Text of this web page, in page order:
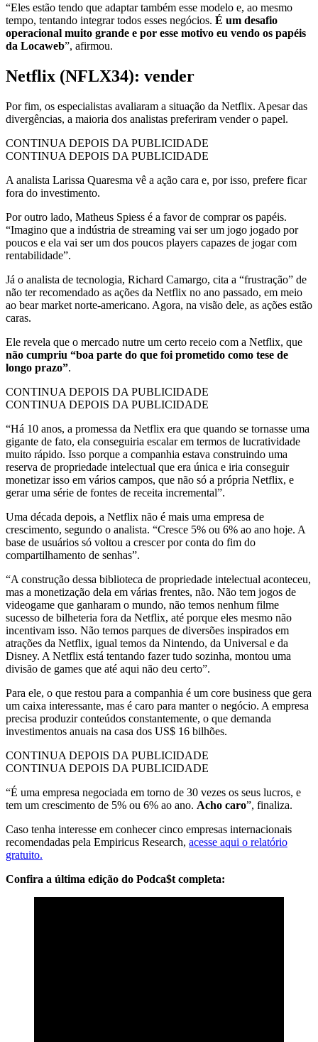
“Eles estão tendo que adaptar também esse modelo e, ao mesmo
tempo, tentando integrar todos esses negócios. É um desafio
operacional muito grande e por esse motivo eu vendo os papéis
da Locaweb”, afirmou.
Netflix (NFLX34): vender
Por fim, os especialistas avaliaram a situação da Netflix. Apesar das
divergências, a maioria dos analistas preferiram vender o papel.
CONTINUA DEPOIS DA PUBLICIDADE
CONTINUA DEPOIS DA PUBLICIDADE
A analista Larissa Quaresma vê a ação cara e, por isso, prefere ficar
fora do investimento.
Por outro lado, Matheus Spiess é a favor de comprar os papéis.
“Imagino que a indústria de streaming vai ser um jogo jogado por
poucos e ela vai ser um dos poucos players capazes de jogar com
rentabilidade”.
Já o analista de tecnologia, Richard Camargo, cita a “frustração” de
não ter recomendado as ações da Netflix no ano passado, em meio
ao bear market norte-americano. Agora, na visão dele, as ações estão
caras.
Ele revela que o mercado nutre um certo receio com a Netflix, que
não cumpriu “boa parte do que foi prometido como tese de
longo prazo”.
CONTINUA DEPOIS DA PUBLICIDADE
CONTINUA DEPOIS DA PUBLICIDADE
“Há 10 anos, a promessa da Netflix era que quando se tornasse uma
gigante de fato, ela conseguiria escalar em termos de lucratividade
muito rápido. Isso porque a companhia estava construindo uma
reserva de propriedade intelectual que era única e iria conseguir
monetizar isso em vários campos, que não só a própria Netflix, e
gerar uma série de fontes de receita incremental”.
Uma década depois, a Netflix não é mais uma empresa de
crescimento, segundo o analista. “Cresce 5% ou 6% ao ano hoje. A
base de usuários só voltou a crescer por conta do fim do
compartilhamento de senhas”.
“A construção dessa biblioteca de propriedade intelectual aconteceu,
mas a monetização dela em várias frentes, não. Não tem jogos de
videogame que ganharam o mundo, não temos nenhum filme
sucesso de bilheteria fora da Netflix, até porque eles mesmo não
incentivam isso. Não temos parques de diversões inspirados em
atrações da Netflix, igual temos da Nintendo, da Universal e da
Disney. A Netflix está tentando fazer tudo sozinha, montou uma
divisão de games que até aqui não deu certo”.
Para ele, o que restou para a companhia é um core business que gera
um caixa interessante, mas é caro para manter o negócio. A empresa
precisa produzir conteúdos constantemente, o que demanda
investimentos anuais na casa dos US$ 16 bilhões.
CONTINUA DEPOIS DA PUBLICIDADE
CONTINUA DEPOIS DA PUBLICIDADE
“É uma empresa negociada em torno de 30 vezes os seus lucros, e
tem um crescimento de 5% ou 6% ao ano. Acho caro”, finaliza.
Caso tenha interesse em conhecer cinco empresas internacionais
recomendadas pela Empiricus Research, acesse aqui o relatório
gratuito.
Confira a última edição do Podca$t completa: